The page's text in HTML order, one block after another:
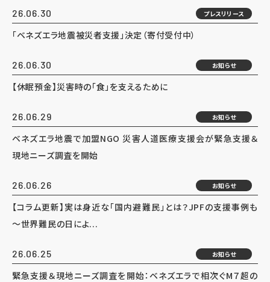
26.06.30 プレスリリース
「ベネズエラ地震被災者支援」決定（寄付受付中）
26.06.30 お知らせ
【休眠預金】災害時の「食」を支えるために
26.06.29 お知らせ
ベネズエラ地震で加盟NGO 災害人道医療支援会が緊急支援＆
現地ニーズ調査を開始
26.06.26 お知らせ
【コラム更新】実は身近な「国内避難民」とは？JPFの支援事例も
～世界難民の日によ...
26.06.25 お知らせ
緊急支援＆現地ニーズ調査を開始：ベネズエラで相次ぐM７超の